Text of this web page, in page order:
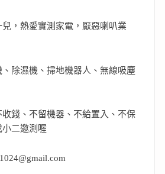
，熱愛實測家電，厭惡喇叭業
、除濕機、掃地機器人、無線吸塵
錢、不留機器、不給置入、不保
二邀測喔